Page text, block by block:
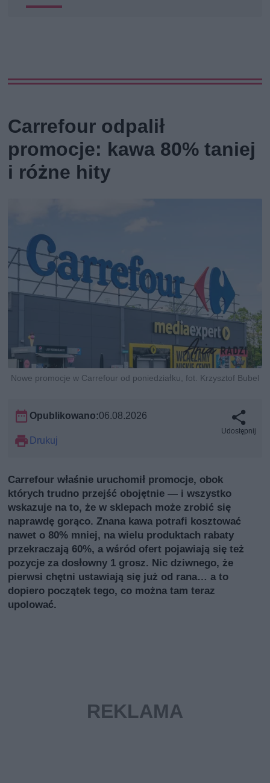
Carrefour odpalił
promocje: kawa 80% taniej
i różne hity
Nowe promocje w Carrefour od poniedziałku, fot. Krzysztof Bubel
Opublikowano:06.08.2026
Drukuj
Udostępnij
Carrefour właśnie uruchomił promocje, obok
których trudno przejść obojętnie — i wszystko
wskazuje na to, że w sklepach może zrobić się
naprawdę gorąco. Znana kawa potrafi kosztować
nawet o 80% mniej, na wielu produktach rabaty
przekraczają 60%, a wśród ofert pojawiają się też
pozycje za dosłowny 1 grosz. Nic dziwnego, że
pierwsi chętni ustawiają się już od rana… a to
dopiero początek tego, co można tam teraz
upolować.